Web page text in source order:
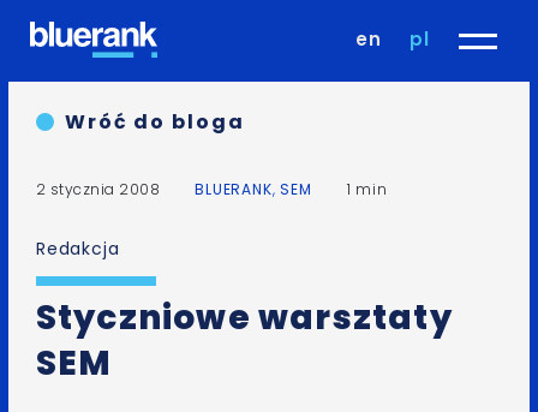
en pl
Wróć do bloga
2 stycznia 2008 BLUERANK,SEM 1 min
Redakcja
Styczniowe warsztaty
SEM